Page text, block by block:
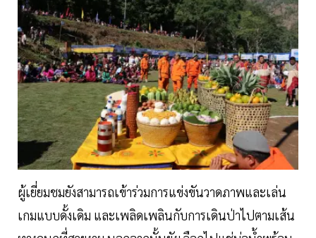
ผู้เยี่ยมชมยังสามารถเข้าร่วมการแข่งขันวาดภาพและเล่น
เกมแบบดั้งเดิม และเพลิดเพลินกับการเดินป่าไปตามเส้น